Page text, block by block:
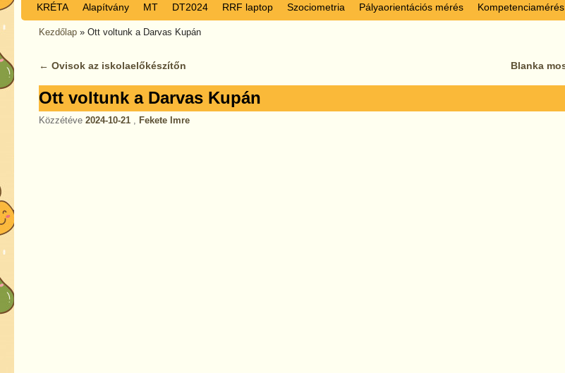
KRÉTA Alapítvány MT DT2024 RRF laptop Szociometria Pályaorientációs mérés
Kezdőlap » Ott voltunk a Darvas Kupán
Bejegyzés navigáció
← Ovisok az iskolaelőkészítőn Blanka
Ott voltunk a Darvas Kupán
Közzétéve 2024-10-21 Fekete Imre